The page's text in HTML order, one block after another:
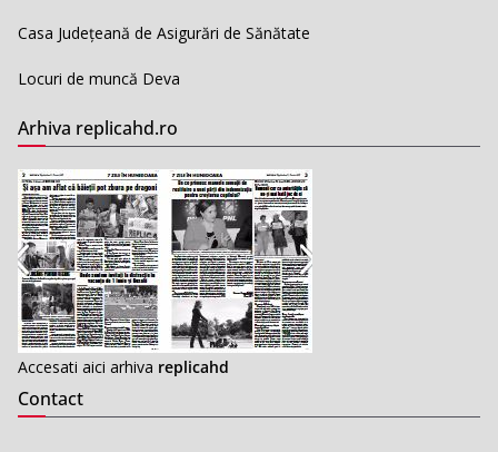
Casa Județeană de Asigurări de Sănătate
Locuri de muncă Deva
Arhiva replicahd.ro
Accesati aici arhiva replicahd
Contact